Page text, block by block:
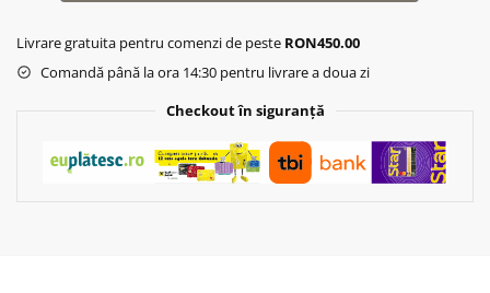
Livrare gratuita pentru comenzi de peste RON450.00
Comandă până la ora 14:30 pentru livrare a doua zi
Checkout în siguranță